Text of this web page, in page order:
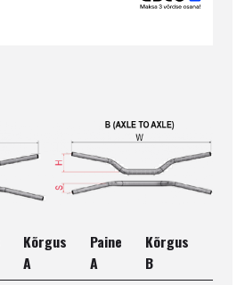
Kõrgus
A
Paine
A
Kõrgus
B